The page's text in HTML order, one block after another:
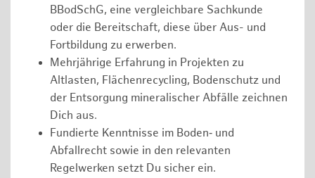
BBodSchG, eine vergleichbare Sachkunde
oder die Bereitschaft, diese über Aus- und
Fortbildung zu erwerben.
Mehrjährige Erfahrung in Projekten zu
Altlasten, Flächenrecycling, Bodenschutz und
der Entsorgung mineralischer Abfälle zeichnen
Dich aus.
Fundierte Kenntnisse im Boden‑ und
Abfallrecht sowie in den relevanten
Regelwerken setzt Du sicher ein.